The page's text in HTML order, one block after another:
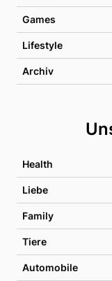
Games
Lifestyle
Archiv
Health
Liebe
Family
Tiere
Automobile